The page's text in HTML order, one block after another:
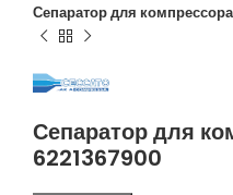
Сепаратор для
Сепаратор для
6221367900